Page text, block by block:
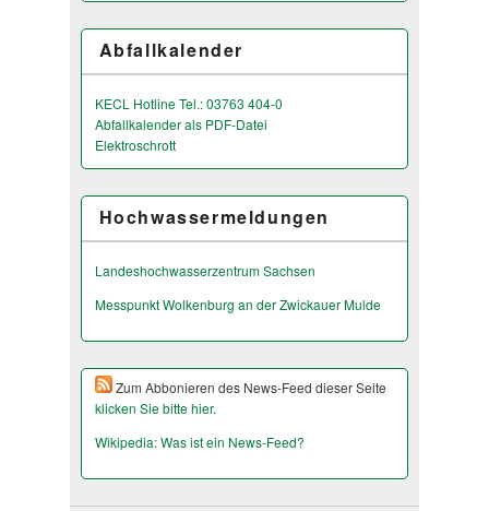
Abfallkalender
KECL Hotline Tel.: 03763 404-0
Abfallkalender als PDF-Datei
Elektroschrott
Hochwassermeldungen
Landeshochwas­serzentrum Sachsen
Messpunkt Wolkenburg an der Zwickauer Mulde
Zum Abbonieren des News-Feed dieser Seite
klicken Sie bitte hier.
Wikipedia: Was ist ein News-Feed?